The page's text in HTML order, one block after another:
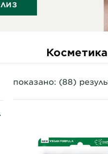
показано: (88)